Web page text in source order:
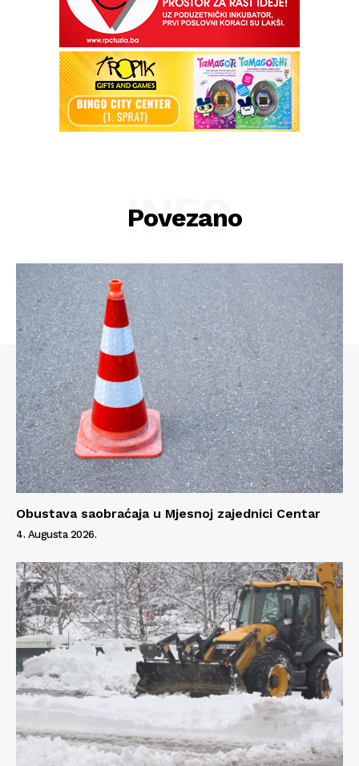
Info
O nama
Kontakt
Impressum
Povezano
INFO
Obustava saobraćaja u Mjesnoj zajednici Centar
4. Augusta 2026.